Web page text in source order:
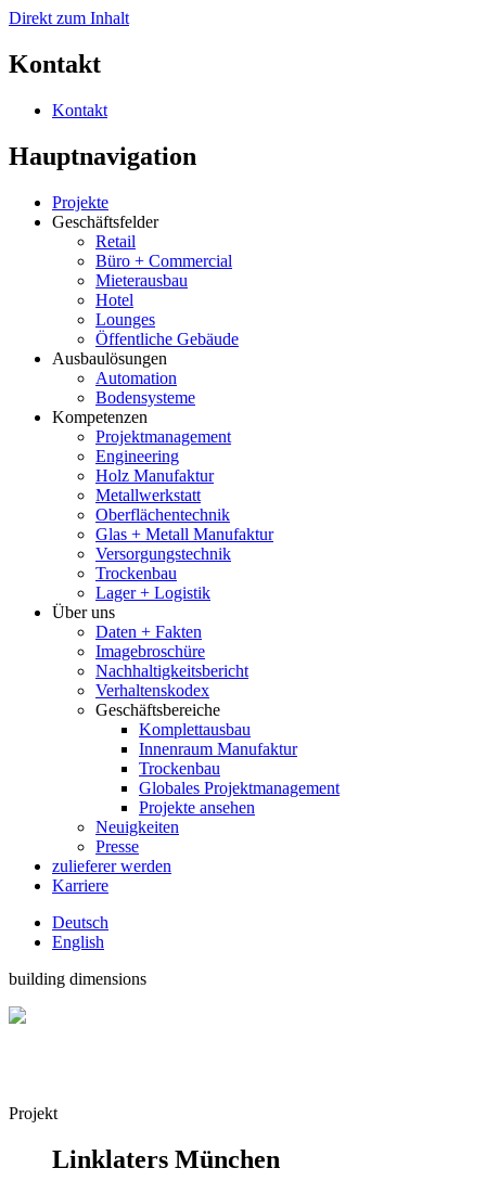
Direkt zum Inhalt
Kontakt
Kontakt
Hauptnavigation
Projekte
Geschäftsfelder
Retail
Büro + Commercial
Mieterausbau
Hotel
Lounges
Öffentliche Gebäude
Ausbaulösungen
Automation
Bodensysteme
Kompetenzen
Projektmanagement
Engineering
Holz Manufaktur
Metallwerkstatt
Oberflächentechnik
Glas + Metall Manufaktur
Versorgungstechnik
Trockenbau
Lager + Logistik
Über uns
Daten + Fakten
Imagebroschüre
Nachhaltigkeitsbericht
Verhaltenskodex
Geschäftsbereiche
Komplettausbau
Innenraum Manufaktur
Trockenbau
Globales Projektmanagement
Projekte ansehen
Neuigkeiten
Presse
zulieferer werden
Karriere
Deutsch
English
building dimensions
Projekt
Linklaters München